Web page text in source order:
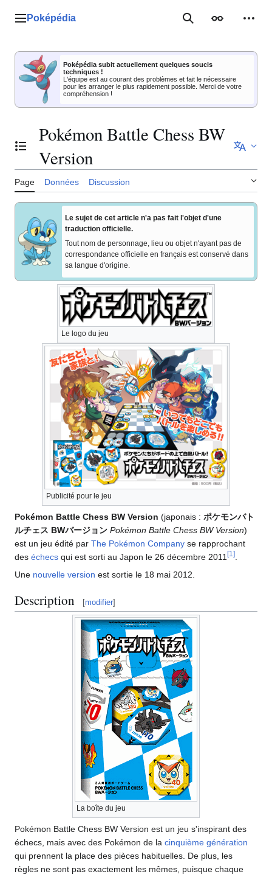
Menu principal
Poképédia RechercherApparence
Poképédia subit actuellement quelques soucis
techniques !
L'équipe est au courant des problèmes et fait le nécessaire
pour les arranger le plus rapidement possible. Merci de votre
compréhension !
Basculer la table des matières
Pokémon Battle Chess BW
Version
Page Données Discussion
Le sujet de cet article n'a pas fait l'objet d'une
traduction officielle.
Tout nom de personnage, lieu ou objet n'ayant pas de
correspondance officielle en français est conservé dans
sa langue d'origine.
Le logo du jeu
Publicité pour le jeu
Pokémon Battle Chess BW Version (japonais : ポケモンバト
ルチェス BWバージョン Pokémon Battle Chess BW Version)
est un jeu édité par The Pokémon Company se rapprochant
des échecs qui est sorti au Japon le 26 décembre 2011 [1 ]
Une nouvelle version est sortie le 18 mai 2012.
Description [modifier]
La boîte du jeu
Pokémon Battle Chess BW Version est un jeu s'inspirant des
échecs, mais avec des Pokémon de la cinquième génération
qui prennent la place des pièces habituelles. De plus, les
règles ne sont pas exactement les mêmes, puisque chaque